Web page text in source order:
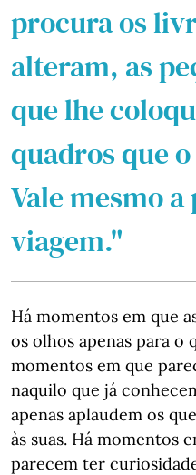
procura os
alteram, as
que lhe
quadros que
Vale mesmo a
viagem."
Há momentos em que
os olhos apenas para o
momentos em que
naquilo que já
apenas aplaudem os
às suas. Há momentos
parecem ter